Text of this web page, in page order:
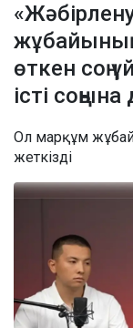
жұбайының
өткен соң
істі
Ол марқұм
жеткізді